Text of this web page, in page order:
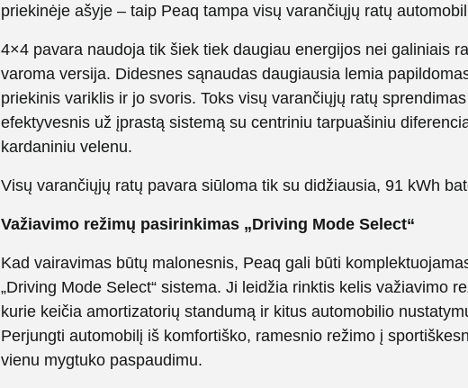
priekinėje ašyje – taip Peaq tampa visų varančiųjų ratų
4×4 pavara naudoja tik šiek tiek daugiau energijos nei galiniais
varoma versija. Didesnes sąnaudas daugiausia lemia
priekinis variklis ir jo svoris. Toks visų varančiųjų ratų
efektyvesnis už įprastą sistemą su centriniu tarpuašiniu
kardaniniu velenu.
Visų varančiųjų ratų pavara siūloma tik su didžiausia, 91 kWh
Važiavimo režimų pasirinkimas „Driving Mode Select“
Kad vairavimas būtų malonesnis, Peaq gali būti
„Driving Mode Select“ sistema. Ji leidžia rinktis kelis važiavimo
kurie keičia amortizatorių standumą ir kitus automobilio
Perjungti automobilį iš komfortiško, ramesnio režimo į
vienu mygtuko paspaudimu.